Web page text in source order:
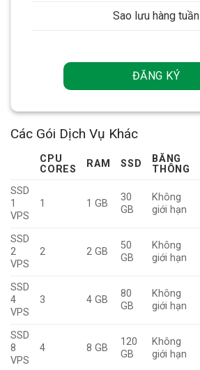
Sao lưu hàng tuần
ĐĂNG KÝ
Các Gói Dịch Vụ Khác
CPU
CORES
RAM SSD
BĂNG
THÔNG
SSD
1
VPS
1 1 GB
30
GB
Không
giới hạn
SSD
2
VPS
2 2 GB
50
GB
Không
giới hạn
SSD
4
VPS
3 4 GB
80
GB
Không
giới hạn
SSD
8
VPS
4 8 GB
120
GB
Không
giới hạn